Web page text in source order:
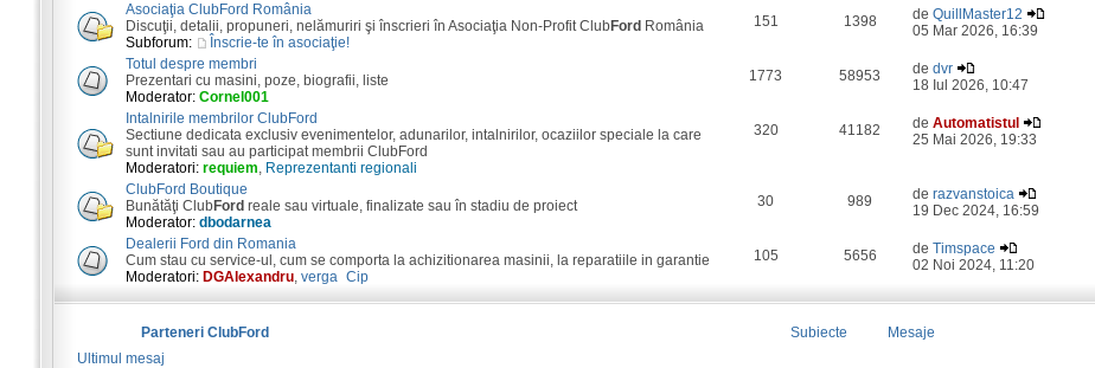
Asociaţia ClubFord România
Discuţii, detalii, propuneri, nelămuriri şi înscrieri în Asociaţia Non-Profit ClubFord România
Subforum:
Înscrie-te în asociaţie!
151 1398 deQuillMaster12
05 Mar 2026, 16:39
Totul despre membri
Prezentari cu masini, poze, biografii, liste
Moderator: Cornel001
1773 58953 dedvr
18 Iul 2026, 10:47
Intalnirile membrilor ClubFord
Sectiune dedicata exclusiv evenimentelor, adunarilor, intalnirilor, ocaziilor speciale la care
sunt invitati sau au participat membrii ClubFord
Moderatori: requiem, Reprezentanti regionali
320 41182 deAutomatistul
25 Mai 2026, 19:33
ClubFord Boutique
Bunătăţi ClubFord reale sau virtuale, finalizate sau în stadiu de proiect
Moderator: dbodarnea
30 989 derazvanstoica
19 Dec 2024, 16:59
Dealerii Ford din Romania
Cum stau cu service-ul, cum se comporta la achizitionarea masinii, la reparatiile in garantie
Moderatori: DGAlexandru, verga_Cip
105 5656 deTimspace
02 Noi 2024, 11:20
Parteneri ClubFord Subiecte
Mesaje
Ultimul mesaj